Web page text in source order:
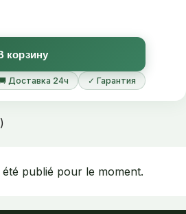
корзину
Доставка 24ч ✓ Гарантия
publié pour le moment.